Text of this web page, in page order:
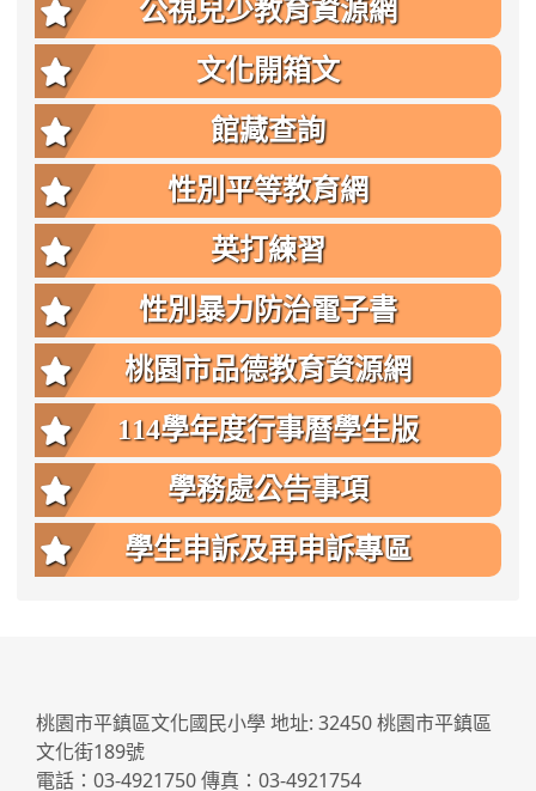
公視兒少教育資源網
文化開箱文
館藏查詢
性別平等教育網
英打練習
性別暴力防治電子書
桃園市品德教育資源網
114學年度行事曆學生版
學務處公告事項
學生申訴及再申訴專區
桃園市平鎮區文化國民小學 地址: 32450 桃園市平鎮區
文化街189號
電話：03-4921750 傳真：03-4921754